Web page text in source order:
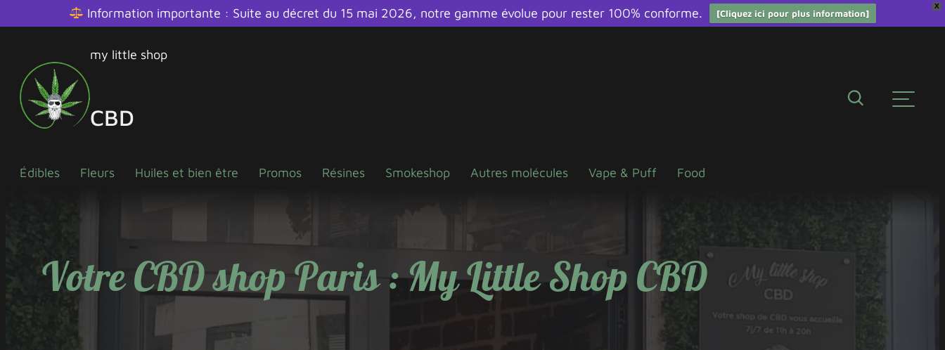
X
Information importante : Suite au décret du 15 mai 2026, notre gamme évolue pour rester 100% conforme. [Cliquez ici pour plus information]
contenu
my little shop
CBD
Édibles Fleurs Huiles et bien être Promos Résines Smokeshop Autres molécules Vape & Puff Food
Votre CBD shop Paris : My Little Shop CBD